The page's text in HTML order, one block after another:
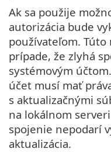
Ak sa použije
autorizácia bude
používateľom.
prípade, že zlyhá
systémovým
účet musí mať
s aktualizačnými
na lokálnom
spojenie nepodarí
aktualizácia.